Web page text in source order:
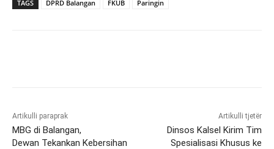
TAGS DPRD Balangan FKUB Paringin
Artikulli paraprak
MBG di Balangan,
Dewan Tekankan Kebersihan
Artikulli tjetër
Dinsos Kalsel Kirim Tim
Spesialisasi Khusus ke